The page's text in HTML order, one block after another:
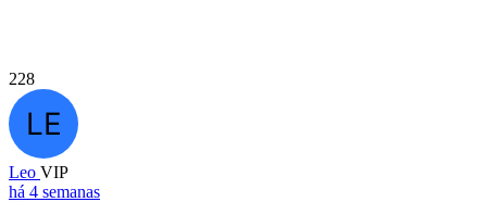
228
Leo VIP
há 4 semanas